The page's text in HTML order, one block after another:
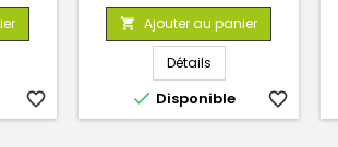
favorite_border
de
base
 Ajouter au panier
Détails
 Disponible favorite_border